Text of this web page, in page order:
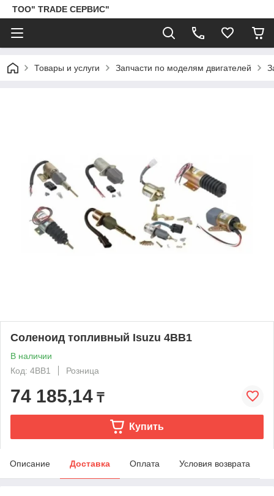
ТОО" TRADE СЕРВИС"
Товары и услуги Запчасти по моделям двигателей
Соленоид топливный Isuzu 4BB1
В наличии
Код: 4BB1
Розница
74 185,14 ₸
Купить
Описание Доставка Оплата Условия возврата